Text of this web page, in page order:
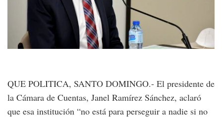
QUE POLITICA, SANTO DOMINGO.- El presidente de
la Cámara de Cuentas, Janel Ramírez Sánchez, aclaró
que esa institución “no está para perseguir a nadie si no